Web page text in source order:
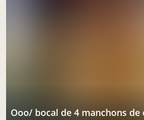
ooo/ bocal de 4 manchons